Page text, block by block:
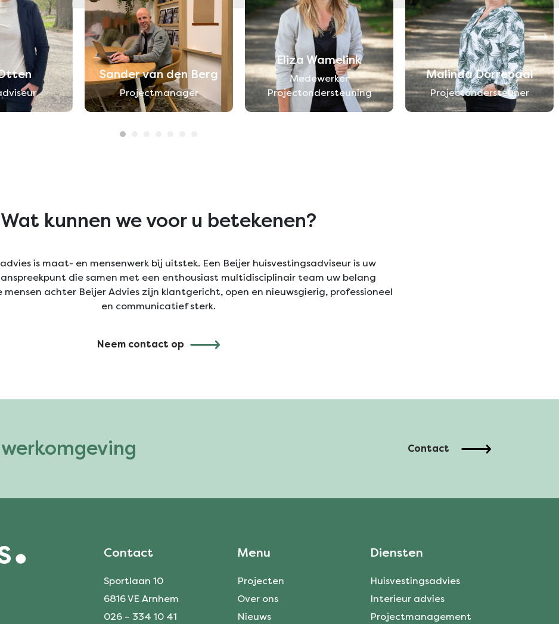
Sander van den Berg
Projectmanager
Eliza Wamelink
Medewerker
Projectondersteuning
Malinda Dorrepaal
Projectondersteuner
Wat kunnen we voor u betekenen?
is maat- en mensenwerk bij uitstek. Een Beijer huisvestingsadviseur is uw
die samen met een enthousiast multidisciplinair team uw belang
achter Beijer Advies zijn klantgericht, open en nieuwsgierig, professioneel
en communicatief sterk.
Neem contact op
Contact
Contact
Sportlaan 10
6816 VE Arnhem
026 – 334 10 41
Menu
Projecten
Over ons
Nieuws
Diensten
Huisvestingsadvies
Interieur advies
Projectmanagement